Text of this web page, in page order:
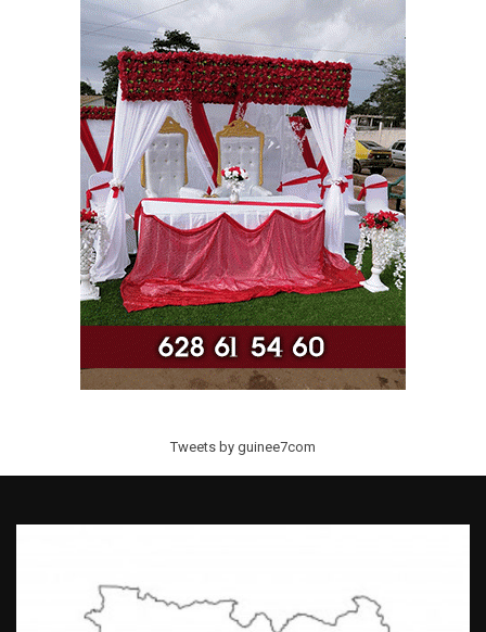
Tweets by guinee7com